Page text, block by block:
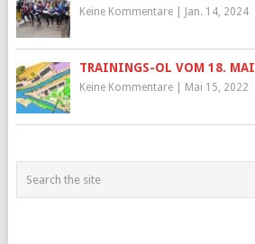
Keine Kommentare| Jan. 14, 2024
TRAININGS-OL VOM 18. MAI
Keine Kommentare| Mai 15, 2022